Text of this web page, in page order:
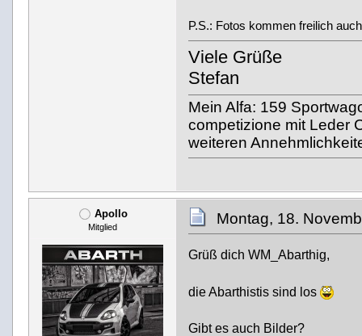
P.S.: Fotos kommen freilich
Viele Grüße
Stefan
Mein Alfa: 159
competizione mit Leder
weiteren
Apollo
Mitglied Montag, 18.
Grüß dich WM_Abarthig,
die Abarthistis sind los
Gibt es auch Bilder?